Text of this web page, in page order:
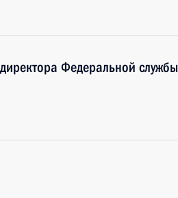
Федеральной службы